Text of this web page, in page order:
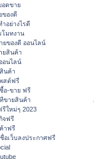
อดขาย
ของดี
อย่างไรดี
โมทงาน
ยของดี ออนไลน์
ยสินค้า
อนไลน์
นค้า
สต์ฟรี
อ-ขาย ฟรี
ขายสินค้า
รีใหม่ๆ 2023
จฟรี
าฟรี
อเว็บลงประกาศฟรี